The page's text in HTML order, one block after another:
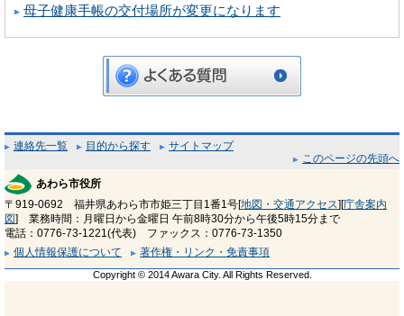
母子健康手帳の交付場所が変更になります
連絡先一覧 目的から探す
サイトマップ
このページの先頭へ
あわら市役所
〒919-0692 福井県あわら市市姫三丁目1番1号[地図・交通アクセス][庁舎案内
図] 業務時間：月曜日から金曜日 午前8時30分から午後5時15分まで
電話：0776-73-1221(代表) ファックス：0776-73-1350
個人情報保護について
著作権・リンク・免責事項
Copyright © 2014 Awara City. All Rights Reserved.